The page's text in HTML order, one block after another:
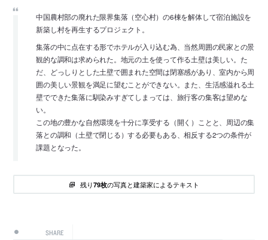
中国農村部の廃れた限界集落（空心村）の6棟を解体して宿泊施設を
新築し村を再生するプロジェクト。
集落の中に点在する形でホテルが入り込む為、当然周囲の民家との景
観的な調和は求められた。地元の土を使って作る土壁は美しい。た
だ、どっしりとした土壁で囲まれた空間は閉塞感があり、室内から周
囲の美しい景観を満足に望むことができない。また、生活感溢れる土
壁でできた集落に馴染みすぎてしまっては、旅行客の集客は望めな
い。
この地の豊かな自然環境を十分に享受する（開く）ことと、周辺の集
落との調和（土壁で閉じる）する必要もある、相反する2つの条件が
課題となった。
残り79枚の写真と建築家によるテキスト
SHARE